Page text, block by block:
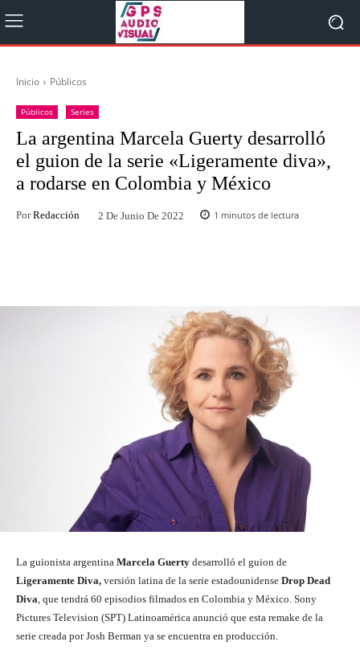
Inicio Públicos
Públicos Series
La argentina Marcela Guerty desarrolló
el guion de la serie «Ligeramente diva»,
a rodarse en Colombia y México
Por Redacción 2 De Junio De 2022 1 minutos de lectura
La guionista argentina Marcela Guerty desarrolló el guion de
Ligeramente Diva, versión latina de la serie estadounidense Drop Dead
Diva , que tendrá 60 episodios filmados en Colombia y México. Sony
Pictures Television (SPT) Latinoamérica anunció que esta remake de la
serie creada por Josh Berman ya se encuentra en producción.